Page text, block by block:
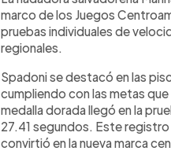
Centroamericanos de
establecer dos
metros mariposa con
100 metros libres
femenino junto a Elisa
aportó
momento acumulaba
marco de los Juegos
pruebas individuales de
regionales.
Spadoni se destacó en las
cumpliendo con las metas
medalla dorada llegó en la
27.41 segundos. Este
convirtió en la nueva marca